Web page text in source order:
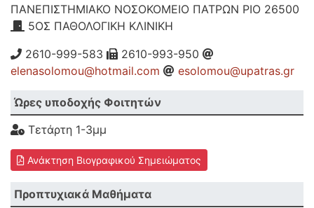
ΠΑΝΕΠΙΣΤΗΜΙΑΚΟ ΝΟΣΟΚΟΜΕΙΟ ΠΑΤΡΩΝ ΡΙΟ 26500
5ΟΣ ΠΑΘΟΛΟΓΙΚΗ ΚΛΙΝΙΚΗ
2610-999-583
2610-993-950
elenasolomou@hotmail.com
esolomou@upatras.gr
Ώρες υποδοχής Φοιτητών
Τετάρτη 1-3μμ
Ανάκτηση Βιογραφικού Σημειώματος
Προπτυχιακά Μαθήματα